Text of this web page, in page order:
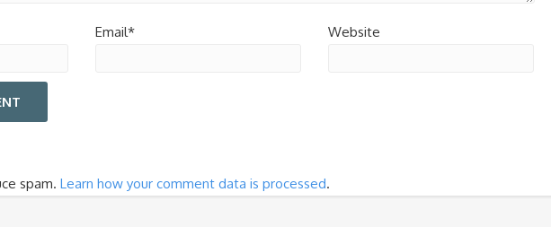
Email* Website
spam. Learn how your comment data is processed.